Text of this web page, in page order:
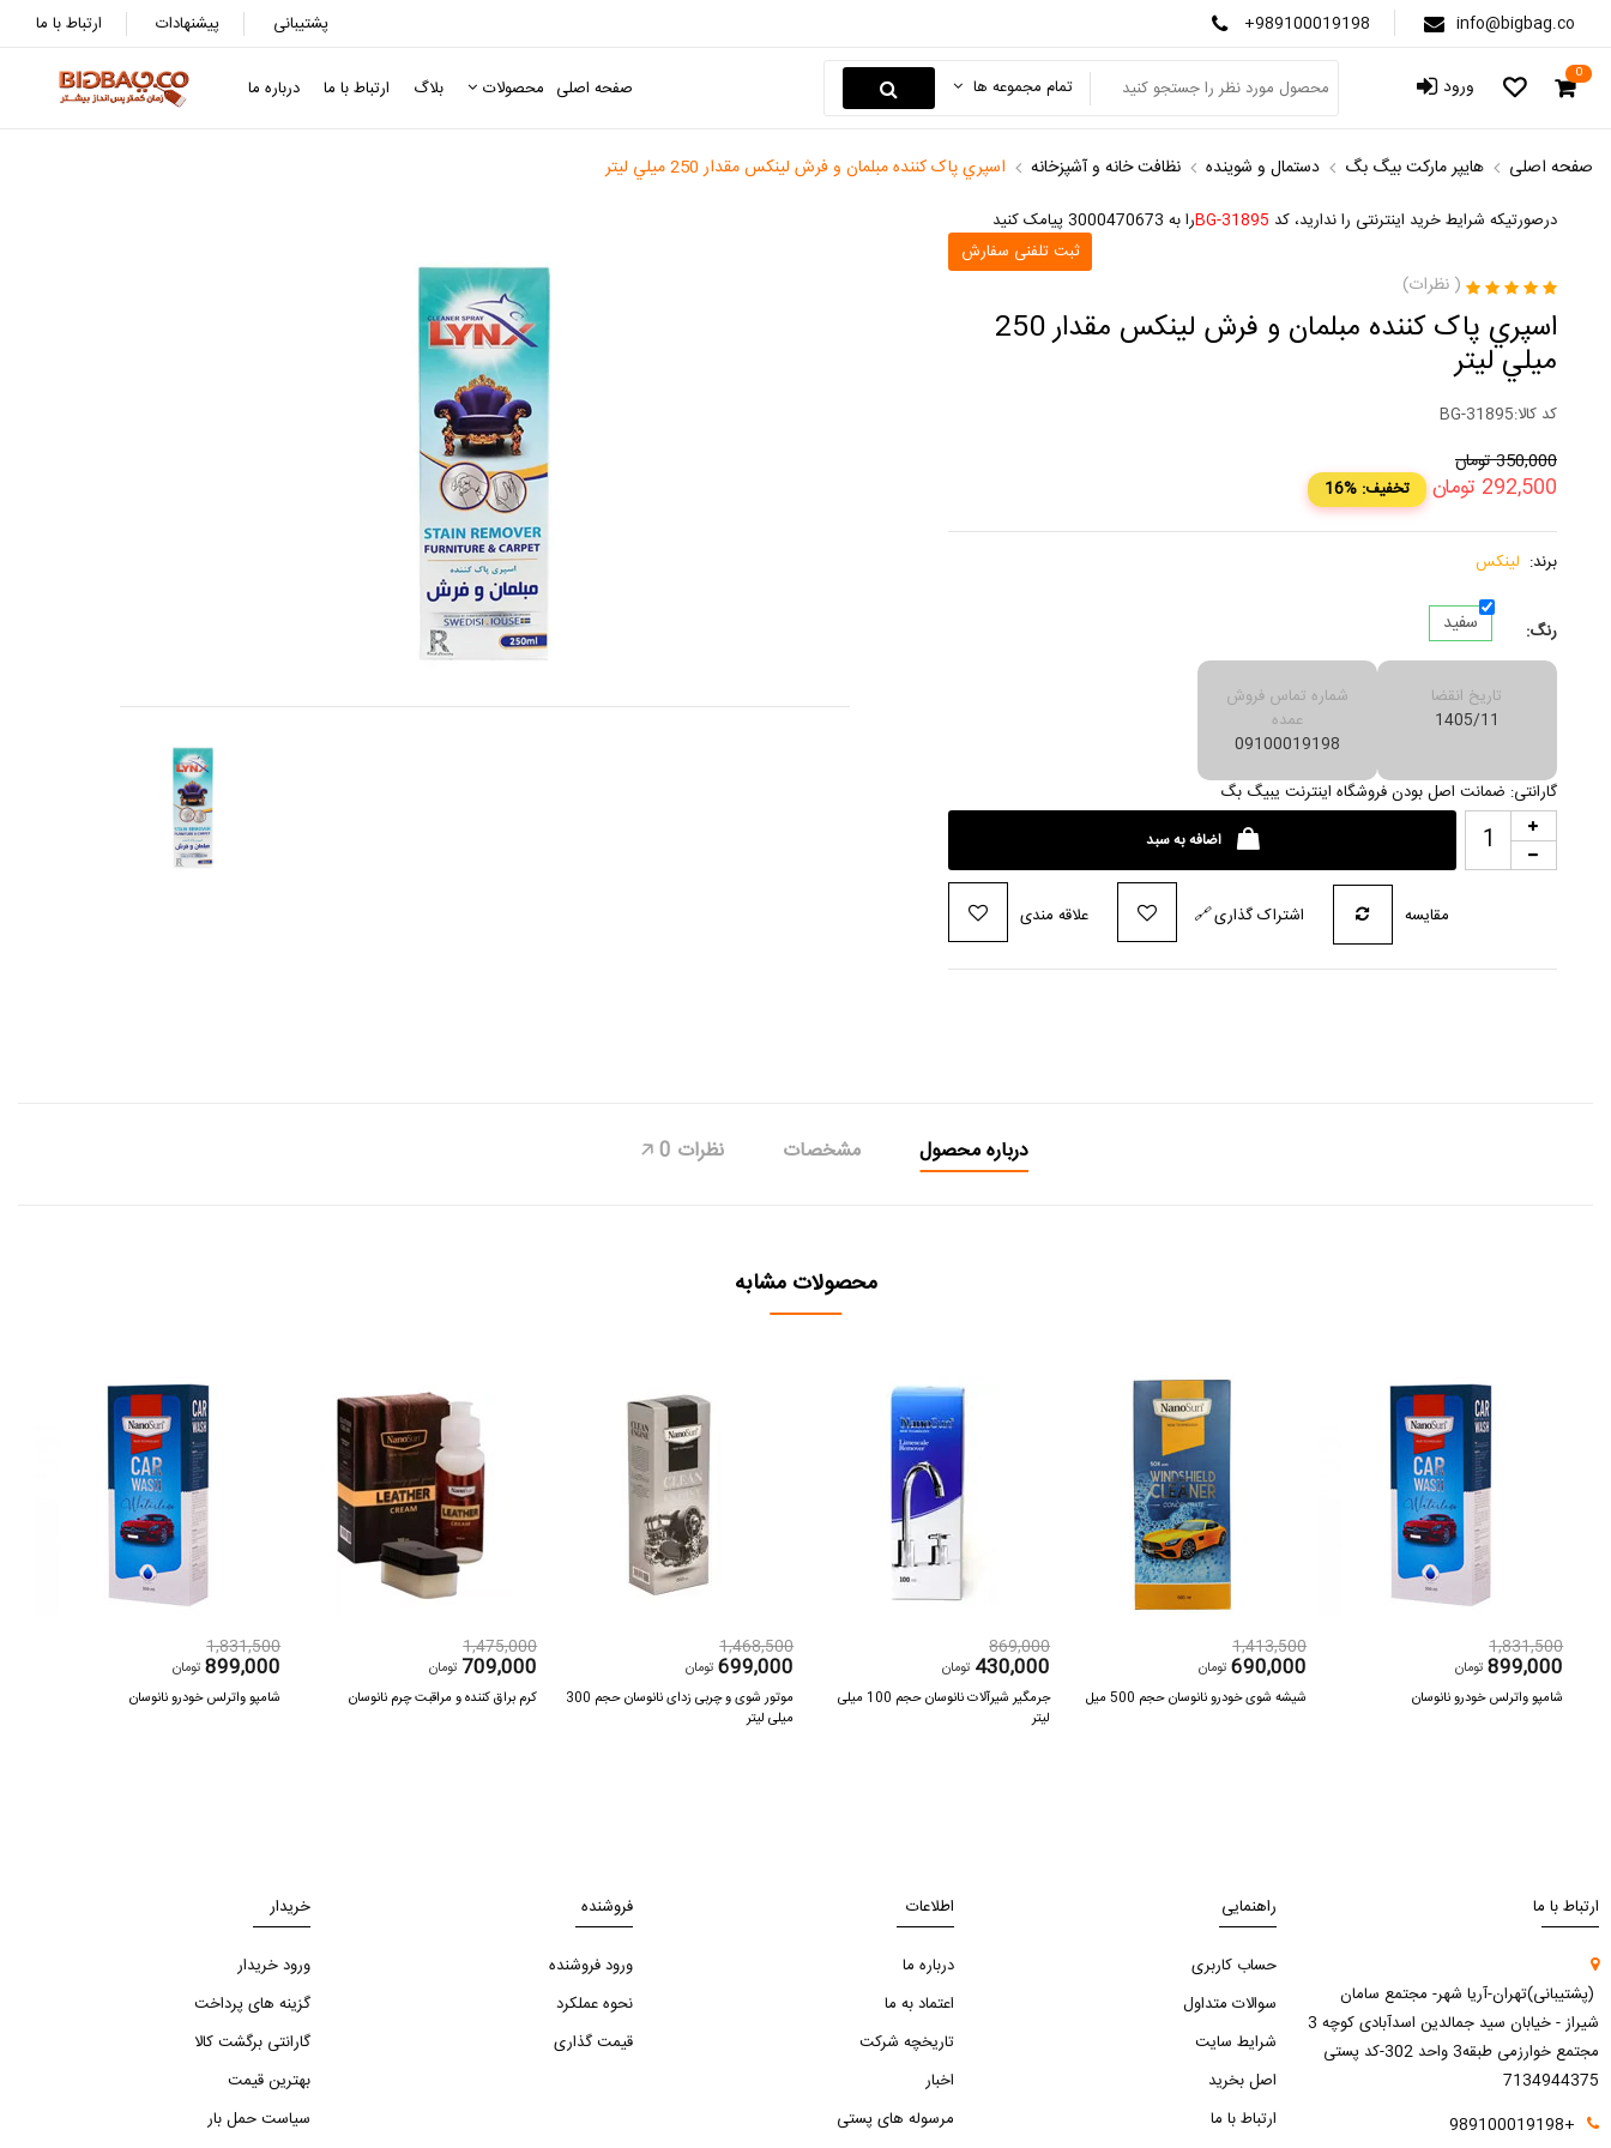
ارتباط با ما پیشنهادات پشتیبانی +989100019198 info@bigbag.co
صفحه اصلی محصولات بلاگ ارتباط با ما درباره ما تمام مجموعه ها ورود 0
صفحه اصلی هایپر مارکت بیگ بگ دستمال و شوینده نظافت خانه و آشپزخانه اسپري پاک کننده مبلمان و فرش لينکس مقدار 250 ميلي ليتر
درصورتیکه شرایط خرید اینترنتی را ندارید، کد BG-31895را به 3000470673 پیامک کنید
ثبت تلفنی سفارش
( نظرات)
اسپري پاک کننده مبلمان و فرش لينکس مقدار 250
ميلي ليتر
کد کالا:BG-31895
350,000تومان
292,500 تومان 16% :تخفیف
برند: لینکس
رنگ: سفید
تاریخ انقضا
1405/11
شماره تماس فروش
عمده
09100019198
گارانتی: ضمانت اصل بودن فروشگاه اینترنت یبیگ بگ
اضافه به سبد
علاقه مندی 🔗اشتراک گذاری مقایسه
درباره محصول مشخصات نظرات 0
🡥
محصولات مشابه
1,831,500
899,000 تومان
شامپو واترلس خودرو نانوسان
1,475,000
709,000 تومان
کرم براق کننده و مراقبت چرم نانوسان
1,468,500
699,000 تومان
موتور شوی و چربی زدای نانوسان حجم 300
میلی لیتر
869,000
430,000 تومان
جرمگیر شیرآلات نانوسان حجم 100 میلی
لیتر
1,413,500
690,000 تومان
شیشه شوی خودرو نانوسان حجم 500 میل
1,831,500
899,000 تومان
شامپو واترلس خودرو نانوسان
ارتباط با ما
(پشتیبانی)تهران-آریا شهر- مجتمع سامان
شیراز - خیابان سید جمالدین اسدآبادی کوچه 3
مجتمع خوارزمی طبقه3 واحد 302-کد پستی
7134944375
+989100019198
راهنمایی
حساب کاربری
سوالات متداول
شرایط سایت
اصل بخرید
ارتباط با ما
اطلاعات
درباره ما
اعتماد به ما
تاریخچه شرکت
اخبار
مرسوله های پستی
فروشنده
ورود فروشنده
نحوه عملکرد
قیمت گذاری
خریدار
ورود خریدار
گزینه های پرداخت
گارانتی برگشت کالا
بهترین قیمت
سیاست حمل بار